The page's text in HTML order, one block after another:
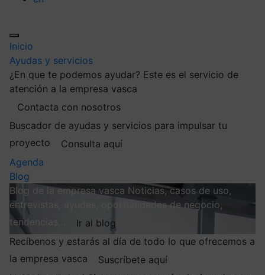
Inicio
Ayudas y servicios
¿En que te podemos ayudar? Este es el servicio de
atención a la empresa vasca
Contacta con nosotros
Buscador de ayudas y servicios para impulsar tu
proyecto
Consulta aquí
Agenda
Blog
Blog de la empresa vasca Noticias, casos de uso,
entrevistas, ayudas, oportunidades de negocio,
tendencias…
Ir al blog
Recíbenos y estarás al día de todo lo que ofrecemos a
la empresa vasca
Suscríbete aquí